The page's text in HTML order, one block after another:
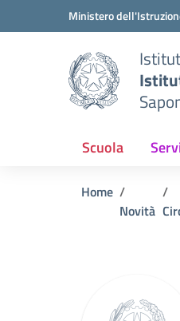
Vai ai contenuti
Vai al menu di navigazione
Ministero
Scuola
Home
Novità